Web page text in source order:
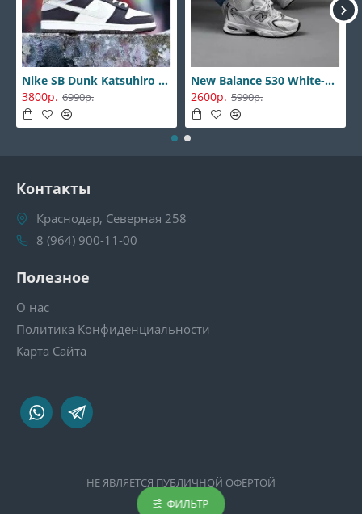
Nike SB Dunk Katsuhiro Otomo
3800р. 6990р.
New Balance 530 White-Silver
2600р. 5990р.
Контакты
Краснодар, Северная 258
8 (964) 900-11-00
Полезное
О нас
Политика Конфиденциальности
Карта Сайта
НЕ ЯВЛЯЕТСЯ ПУБЛИЧНОЙ ОФЕРТОЙ
ФИЛЬТР